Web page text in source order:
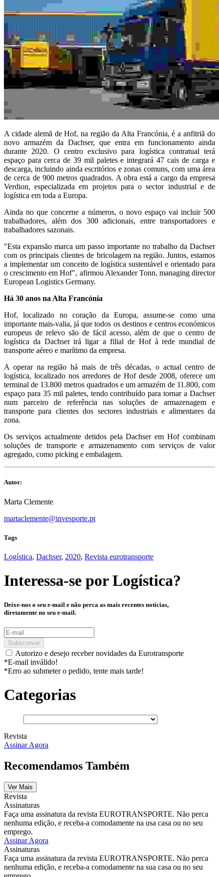
A cidade alemã de Hof, na região da Alta Francónia, é a anfitriã do
novo armazém da Dachser, que entra em funcionamento ainda
durante 2020. O centro exclusivo para logística contratual terá
espaço para cerca de 39 mil paletes e integrará 47 cais de carga e
descarga, incluindo ainda escritórios e zonas comuns, com uma área
de cerca de 900 metros quadrados. A obra está a cargo da empresa
Verdion, especializada em projetos para o sector industrial e de
logística em toda a Europa.
Ainda no que concerne a números, o novo espaço vai incluir 500
trabalhadores, além dos 300 adicionais, entre transportadores e
trabalhadores sazonais.
"Esta expansão marca um passo importante no trabalho da Dachser
com os principais clientes de bricolagem na região. Juntos, estamos
a implementar um conceito de logística sustentável e orientado para
o crescimento em Hof", afirmou Alexander Tonn, managing director
European Logistics Germany.
Há 30 anos na Alta Francónia
Hof, localizado no coração da Europa, assume-se como uma
importante mais-valia, já que todos os destinos e centros económicos
europeus de relevo são de fácil acesso, além de que o centro de
logística da Dachser irá ligar a filial de Hof à rede mundial de
transporte aéreo e marítimo da empresa.
A operar na região há mais de três décadas, o actual centro de
logística, localizado nos arredores de Hof desde 2008, oferece um
terminal de 13.800 metros quadrados e um armazém de 11.800, com
espaço para 35 mil paletes, tendo contribuído para tornar a Dachser
num parceiro de referência nas soluções de armazenagem e
transporte para clientes dos sectores industriais e alimentares da
zona.
Os serviços actualmente detidos pela Dachser em Hof combinam
soluções de transporte e armazenamento com serviços de valor
agregado, como picking e embalagem.
Autor:
Marta Clemente
martaclemente@invesporte.pt
Tags
Logística, Dachser, 2020, Revista eurotransporte
Interessa-se porLogística?
Deixe-nos o seu e-mail e não perca as mais recentes notícias,
diretamente no seu e-mail.
Subscrever
Autorizo e desejo receber novidades da Eurotransporte
*E-mail inválido!
*Erro ao submeter o pedido, tente mais tarde!
Categorias
Revista
Assinar Agora
Recomendamos Também
Ver Mais
Revista
Assinaturas
Faça uma assinatura da revista EUROTRANSPORTE. Não perca
nenhuma edição, e receba-a comodamente na usa casa ou no seu
emprego.
Assinar Agora
Assinaturas
Faça uma assinatura da revista EUROTRANSPORTE. Não perca
nenhuma edição, e receba-a comodamente na sua casa ou no seu